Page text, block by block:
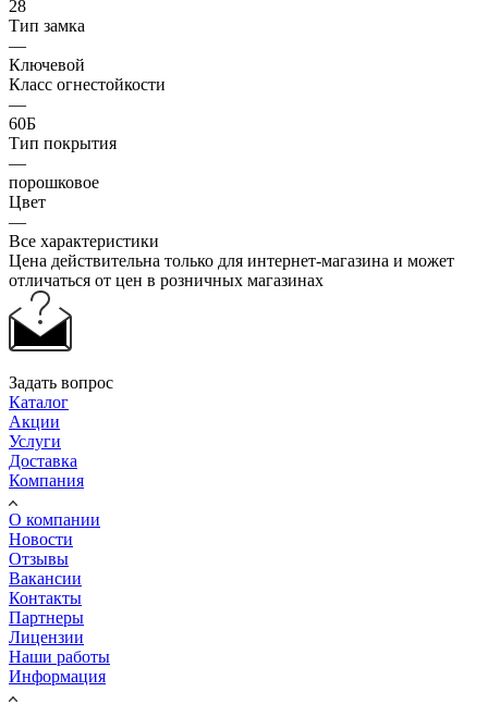
28
Тип замка
—
Ключевой
Класс огнестойкости
—
60Б
Тип покрытия
—
порошковое
Цвет
—
Все характеристики
Цена действительна только для интернет-магазина и может
отличаться от цен в розничных магазинах
Задать вопрос
Каталог
Акции
Услуги
Доставка
Компания
О компании
Новости
Отзывы
Вакансии
Контакты
Партнеры
Лицензии
Наши работы
Информация